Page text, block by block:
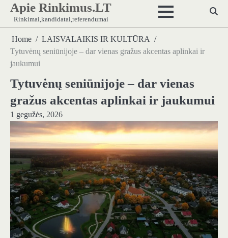
Skip
content
Apie Rinkimus.LT
Rinkimai,kandidatai,referendumai
Home
LAISVALAIKIS IR KULTŪRA
Tytuvėnų seniūnijoje – dar vienas gražus akcentas aplinkai ir
jaukumui
Tytuvėnų seniūnijoje – dar vienas
gražus akcentas aplinkai ir jaukumui
1 gegužės, 2026